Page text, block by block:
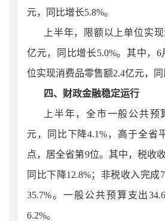
元，同比增长5.8%。
上半年，限额以上单位实
亿元，同比增长5.0%。其中，6
位实现消费品零售额2.4亿元，同
四、财政金融稳定运行
上半年，全市一般公共预
元，同比下降4.1%，高于全省
点，居全省第9位。其中，税收
同比下降12.8%；非税收入完成
35.7%。一般公共预算支出34.6
6.2%。